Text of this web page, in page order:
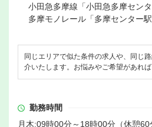
小田急多摩線「小田急多摩セン
多摩モノレール「多摩センター
同じエリアで似た条件の求人や、同じ
介いたします。お悩みやご希望があれ
勤務時間
月木:09時00分～18時00分（休憩